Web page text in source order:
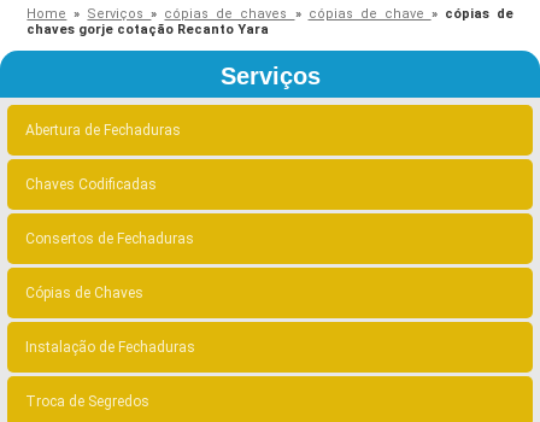
Home » Serviços» cópias de chaves » cópias de chave » cópias de
chaves gorje cotação Recanto Yara
Serviços
Abertura de Fechaduras
Chaves Codificadas
Consertos de Fechaduras
Cópias de Chaves
Instalação de Fechaduras
Troca de Segredos